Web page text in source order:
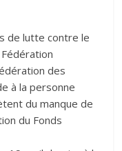
de lutte contre le
des
à la personne
du manque de
du Fonds